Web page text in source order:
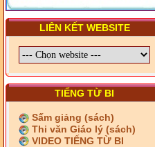
NĂNG VÀ HÌNH THỨC CỦA
NƯỚC CHXHCN VIỆT NAM
LIÊN KẾT WEBSITE
TIẾNG TỪ BI
Sấm giảng (sách)
Thi văn Giáo lý (sách)
VIDEO TIẾNG TỪ BI